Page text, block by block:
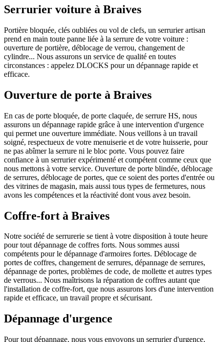
Serrurier voiture à Braives
Portière bloquée, clés oubliées ou vol de clefs, un serrurier artisan
prend en main toute panne liée à la serrure de votre voiture :
ouverture de portière, déblocage de verrou, changement de
cylindre... Nous assurons un service de qualité en toutes
circonstances : appelez DLOCKS pour un dépannage rapide et
efficace.
Ouverture de porte à Braives
En cas de porte bloquée, de porte claquée, de serrure HS, nous
assurons un dépannage rapide grâce à une intervention d'urgence
qui permet une ouverture immédiate. Nous veillons à un travail
soigné, respectueux de votre menuiserie et de votre huisserie, pour
ne pas abîmer la serrure ni le bloc porte. Vous pouvez faire
confiance à un serrurier expérimenté et compétent comme ceux que
nous mettons à votre service. Ouverture de porte blindée, déblocage
de serrures, déblocage de portes, que ce soient des portes d'entrée ou
des vitrines de magasin, mais aussi tous types de fermetures, nous
avons les compétences et la réactivité dont vous avez besoin.
Coffre-fort à Braives
Notre société de serrurerie se tient à votre disposition à toute heure
pour tout dépannage de coffres forts. Nous sommes aussi
compétents pour le dépannage d'armoires fortes. Déblocage de
portes de coffres, changement de serrures, dépannage de serrures,
dépannage de portes, problèmes de code, de mollette et autres types
de verrous... Nous maîtrisons la réparation de coffres autant que
l'installation de coffre-fort, que nous assurons lors d'une intervention
rapide et efficace, un travail propre et sécurisant.
Dépannage d'urgence
Pour tout dépannage, nous vous envoyons un serrurier d'urgence,